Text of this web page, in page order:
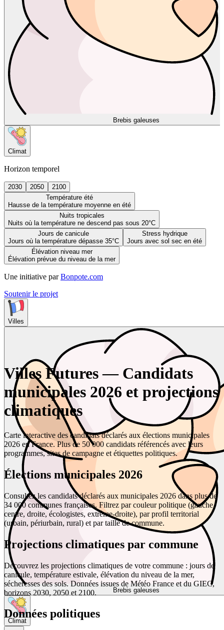
Brebis galeuses
Climat
Horizon temporel
2030 2050
2100
Température été
Hausse de la température moyenne en été
Nuits tropicales
Nuits où la température ne descend pas sous 20°C
Jours de canicule
Jours où la température dépasse 35°C
Stress hydrique
Jours avec sol sec en été
Élévation niveau mer
Élévation prévue du niveau de la mer
Une initiative par Bonpote.com
Soutenir le projet
Villes
Brebis galeuses
Climat
Villes Futures — Candidats
municipales 2026 et projections
climatiques
Carte interactive des candidats déclarés aux élections municipales
2026 en France. Plus de 50 000 candidats référencés avec leurs
programmes, sites de campagne et étiquettes politiques.
Élections municipales 2026
Consultez les candidats déclarés aux municipales 2026 dans plus de
34 000 communes françaises. Filtrez par couleur politique (gauche,
centre, droite, écologistes, extrême-droite), par profil territorial
(urbain, périurbain, rural) et par taille de commune.
Projections climatiques par commune
Découvrez les projections climatiques de votre commune : jours de
canicule, température estivale, élévation du niveau de la mer,
sécheresses des sols. Données issues de Météo France et du GIEC,
horizons 2030, 2050 et 2100.
Données politiques